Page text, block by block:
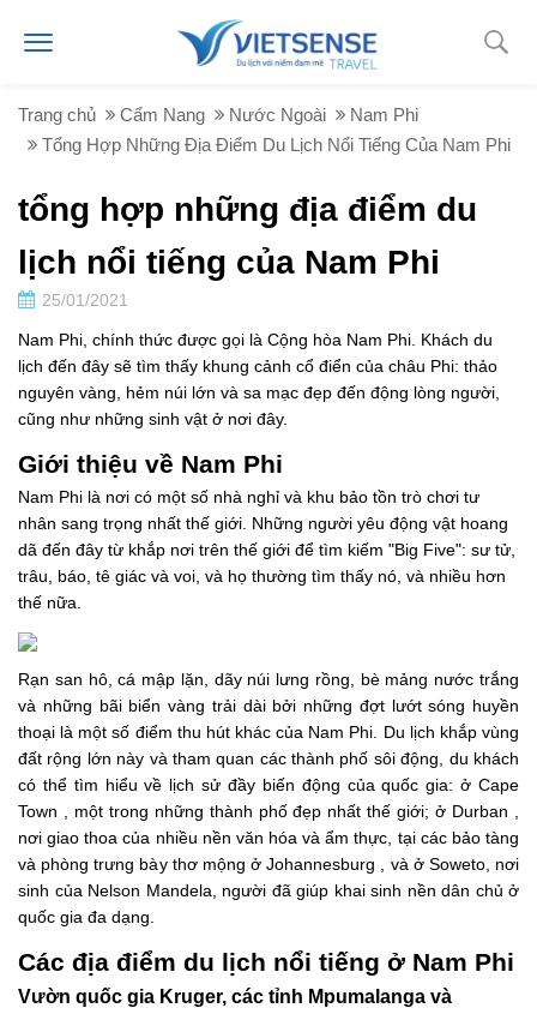
Trang chủ Cẩm Nang Nước Ngoài
Nam Phi
Tổng Hợp Những Địa Điểm Du Lịch Nổi Tiếng Của Nam Phi
tổng hợp những địa điểm du
lịch nổi tiếng của Nam Phi
25/01/2021
Nam Phi, chính thức được gọi là Cộng hòa Nam Phi. Khách du
lịch đến đây sẽ tìm thấy khung cảnh cổ điển của châu Phi: thảo
nguyên vàng, hẻm núi lớn và sa mạc đẹp đến động lòng người,
cũng như những sinh vật ở nơi đây.
Giới thiệu về Nam Phi
Nam Phi là nơi có một số nhà nghỉ và khu bảo tồn trò chơi tư
nhân sang trọng nhất thế giới. Những người yêu động vật hoang
dã đến đây từ khắp nơi trên thế giới để tìm kiếm "Big Five": sư tử,
trâu, báo, tê giác và voi, và họ thường tìm thấy nó, và nhiều hơn
thế nữa.
Rạn san hô, cá mập lặn, dãy núi lưng rồng, bè mảng nước trắng
và những bãi biển vàng trải dài bởi những đợt lướt sóng huyền
thoại là một số điểm thu hút khác của Nam Phi. Du lịch khắp vùng
đất rộng lớn này và tham quan các thành phố sôi động, du khách
có thể tìm hiểu về lịch sử đầy biến động của quốc gia: ở Cape
Town , một trong những thành phố đẹp nhất thế giới; ở Durban ,
nơi giao thoa của nhiều nền văn hóa và ẩm thực, tại các bảo tàng
và phòng trưng bày thơ mộng ở Johannesburg , và ở Soweto, nơi
sinh của Nelson Mandela, người đã giúp khai sinh nền dân chủ ở
quốc gia đa dạng.
Các địa điểm du lịch nổi tiếng ở Nam Phi
Vườn quốc gia Kruger, các tỉnh Mpumalanga và